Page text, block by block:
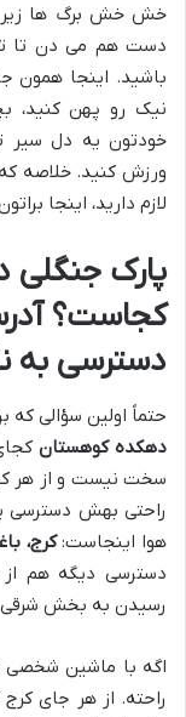
خش خش برگ ها زیر
دست هم می دن تا
باشید. اینجا همون
نیک رو پهن کنید،
خودتون یه دل سیر
ورزش کنید. خلاصه
لازم دارید، اینجا
پارک
کجاست؟
دسترسی به
حتماً اولین سؤالی که
دهکده کوهستان
سخت نیست و از هر
راحتی بهش دسترسی
هوا اینجاست:کرج،
دسترسی دیگه هم
رسیدن به بخش شرقی
اگه با ماشین شخصی
راحته. از هر جای کرج